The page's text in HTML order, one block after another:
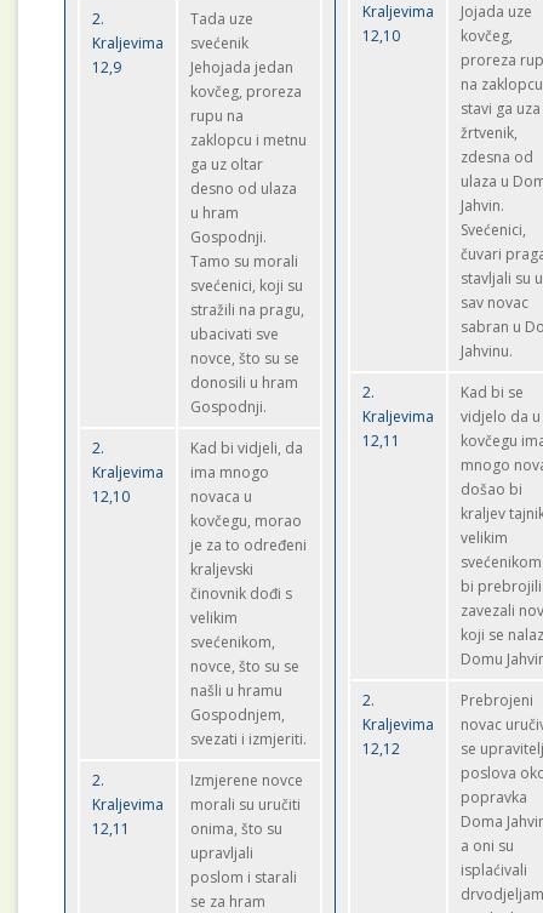
2.
Kraljevima
12,9
Tada uze
svećenik
Jehojada jedan
kovčeg, proreza
rupu na
zaklopcu i metnu
ga uz oltar
desno od ulaza
u hram
Gospodnji.
Tamo su morali
svećenici, koji su
stražili na pragu,
ubacivati sve
novce, što su se
donosili u hram
Gospodnji.
2.
Kraljevima
12,10
Kad bi vidjeli, da
ima mnogo
novaca u
kovčegu, morao
je za to određeni
kraljevski
činovnik dođi s
velikim
svećenikom,
novce, što su se
našli u hramu
Gospodnjem,
svezati i izmjeriti.
2.
Kraljevima
12,11
Izmjerene novce
morali su uručiti
onima, što su
upravljali
poslom i starali
se za hram
Kraljevima
12,10
Jojada uze
kovčeg,
proreza
na
stavi ga uza
žrtvenik,
zdesna od
ulaza u
Jahvin.
Svećenici,
čuvari
stavljali su
sav novac
sabran u
Jahvinu.
2.
Kraljevima
12,11
Kad bi se
vidjelo da u
kovčegu
mnogo
došao bi
kraljev
velikim
bi
zavezali
koji se
Domu
2.
Kraljevima
12,12
Prebrojeni
novac
se
poslova
popravka
Doma
a oni su
isplaćivali